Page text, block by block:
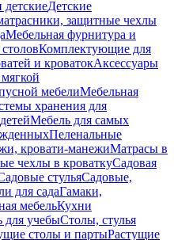
детскиеДетские
защитные чехлы
Мебельная фурнитура и
Комплектующие для
и кроватокАксессуары
мебелиМебельная
хранения для
Мебель для самых
Пеленальные
кровати-манежиМатрасы в
чехлы в кроваткуСадовая
стульяСадовые,
для садаГамаки,
мебельКухни
для учебыСтолы, стулья
столы и партыРастущие